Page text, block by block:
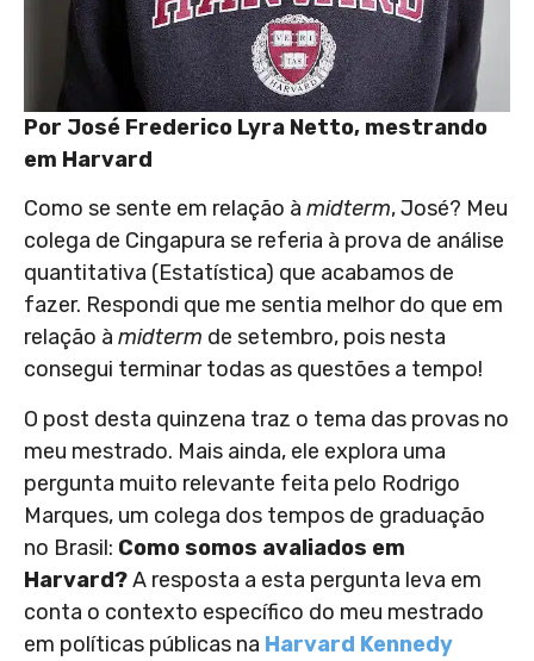
Por José Frederico Lyra Netto, mestrando
em Harvard
Como se sente em relação à midterm, José? Meu
colega de Cingapura se referia à prova de análise
quantitativa (Estatística) que acabamos de
fazer. Respondi que me sentia melhor do que em
relação à midterm de setembro, pois nesta
consegui terminar todas as questões a tempo!
O post desta quinzena traz o tema das provas no
meu mestrado. Mais ainda, ele explora uma
pergunta muito relevante feita pelo Rodrigo
Marques, um colega dos tempos de graduação
no Brasil: Como somos avaliados em
Harvard?A resposta a esta pergunta leva em
conta o contexto específico do meu mestrado
em políticas públicas na Harvard Kennedy